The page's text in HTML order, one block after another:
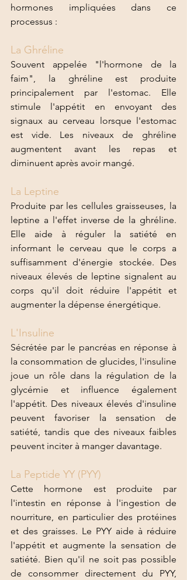
hormones impliquées dans ce
processus :
La Ghréline
Souvent appelée "l'hormone de la
faim", la ghréline est produite
principalement par l'estomac. Elle
stimule l'appétit en envoyant des
signaux au cerveau lorsque l'estomac
est vide. Les niveaux de ghréline
augmentent avant les repas et
diminuent après avoir mangé.
La Leptine
Produite par les cellules graisseuses, la
leptine a l'effet inverse de la ghréline.
Elle aide à réguler la satiété en
informant le cerveau que le corps a
suffisamment d'énergie stockée. Des
niveaux élevés de leptine signalent au
corps qu'il doit réduire l'appétit et
augmenter la dépense énergétique.
L'Insuline
Sécrétée par le pancréas en réponse à
la consommation de glucides, l'insuline
joue un rôle dans la régulation de la
glycémie et influence également
l'appétit. Des niveaux élevés d'insuline
peuvent favoriser la sensation de
satiété, tandis que des niveaux faibles
peuvent inciter à manger davantage.
La Peptide YY (PYY)
Cette hormone est produite par
l'intestin en réponse à l'ingestion de
nourriture, en particulier des protéines
et des graisses. Le PYY aide à réduire
l'appétit et augmente la sensation de
satiété. Bien qu'il ne soit pas possible
de consommer directement du PYY,